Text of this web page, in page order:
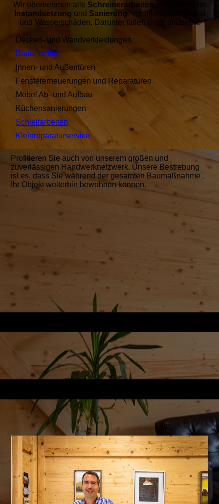
Wir übernehmen alle Schreinerarbeiten
Instandsetzung und Sanierung , vor allem nach Brand
und Wasserschäden. Darunter fallen unter anderem:
Decken- und Wandverkleidungen
Bodenbeläge
Innen- und Außentüren
Fenstererneuerungen und Reparaturen
Möbel Ab- und Aufbau
Küchensanierungen
Schleifarbeiten
Kleinreparaturservice
Profitieren Sie auch von unserem großen und
zuverlässigen Handwerknetzwerk. Unsere Bestrebung
ist es, dass Sie während der gesamten Baumaßnahme
Ihr Objekt weiterhin bewohnen können.